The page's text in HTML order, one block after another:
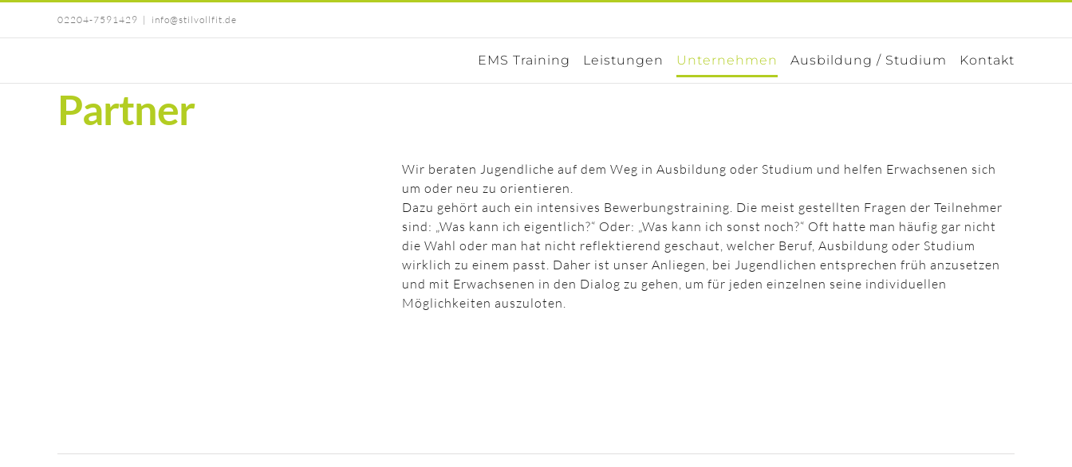
02204-7591429 | info@stilvollfit.de
EMS Training Leistungen Unternehmen Ausbildung / Studium Kontakt
Partner
Wir beraten Jugendliche auf dem Weg in Ausbildung oder Studium und helfen Erwachsenen sich
um oder neu zu orientieren.
Dazu gehört auch ein intensives Bewerbungstraining. Die meist gestellten Fragen der Teilnehmer
sind: „Was kann ich eigentlich?“ Oder: „Was kann ich sonst noch?“ Oft hatte man häufig gar nicht
die Wahl oder man hat nicht reflektierend geschaut, welcher Beruf, Ausbildung oder Studium
wirklich zu einem passt. Daher ist unser Anliegen, bei Jugendlichen entsprechen früh anzusetzen
und mit Erwachsenen in den Dialog zu gehen, um für jeden einzelnen seine individuellen
Möglichkeiten auszuloten.